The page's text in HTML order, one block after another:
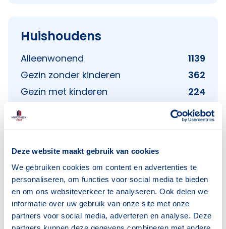
Deze website maakt gebruik van cookies
We gebruiken cookies om content en advertenties te
personaliseren, om functies voor social media te bieden
en om ons websiteverkeer te analyseren. Ook delen we
informatie over uw gebruik van onze site met onze
partners voor social media, adverteren en analyse. Deze
Huishoudens
Alleenwonend
1139
Gezin zonder kinderen
362
Gezin met kinderen
224
Bron: CBS
Voorzieningen in Oranjebuurt
Deze wijk heeft het allemaal voor je. Zo vind je
er: